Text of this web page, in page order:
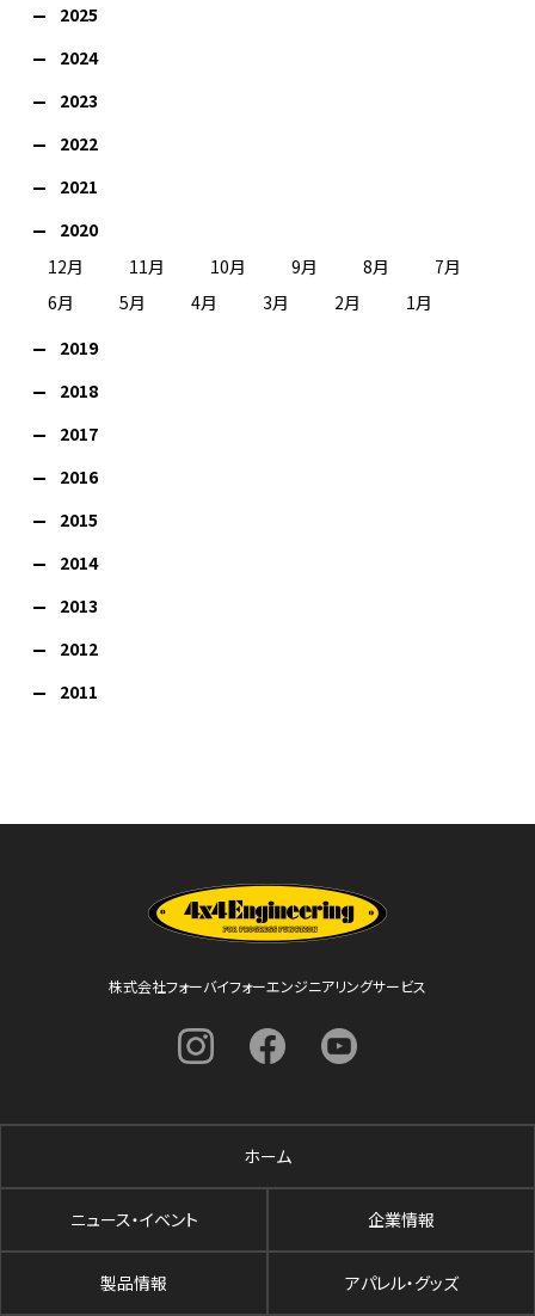
2025
2024
2023
2022
2021
2020
12月
11月 10月 9月 8月
7月
6月
5月 4月 3月 2月
1月
2019
2018
2017
2016
2015
2014
2013
2012
2011
株式会社フォーバイフォーエンジニアリングサービス
ホーム
ニュース・イベント 企業情報
製品情報 アパレル・グッズ